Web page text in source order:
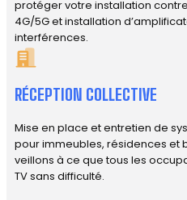
protéger votre installation
4G/5G et installation
interférences.
RÉCEPTION COLLECTIVE
Mise en place et entretien de
pour immeubles, résidences et
veillons à ce que tous les
TV sans difficulté.